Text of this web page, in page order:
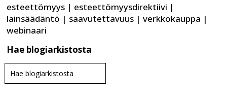
esteettömyys | esteettömyysdirektiivi |
lainsäädäntö | saavutettavuus |verkkokauppa |
webinaari
Hae blogiarkistosta
kiinto
piste
for...